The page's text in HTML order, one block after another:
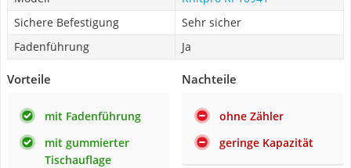
Sichere Befestigung
Sehr sicher
Fadenführung
Ja
Vorteile
mit Fadenführung
mit gummierter
Tischauflage
Nachteile
ohne Zähler
geringe Kapazität